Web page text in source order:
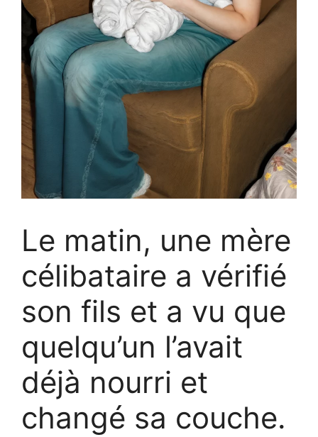
Le matin, une mère
célibataire a vérifié
son fils et a vu que
quelqu’un l’avait
déjà nourri et
changé sa couche.